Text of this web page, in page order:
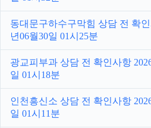
동대문구하수구막힘 상담 전 확
년06월30일 01시25분
광교피부과 상담 전 확인사항
일 01시18분
인천흥신소 상담 전 확인사항
일 01시11분